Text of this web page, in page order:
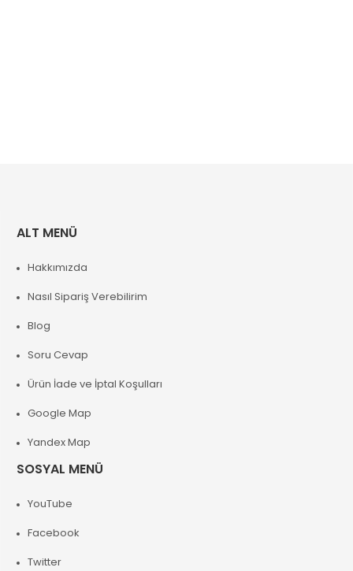
ALT MENÜ
Hakkımızda
Nasıl Sipariş Verebilirim
Blog
Soru Cevap
Ürün İade ve İptal Koşulları
Google Map
Yandex Map
SOSYAL MENÜ
YouTube
Facebook
Twitter